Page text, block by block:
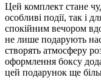
Цей комплект стане
особливі події, так і
спокійним вечором
не лише подарують
створять атмосферу
оформлення боксу
цей подарунок ще